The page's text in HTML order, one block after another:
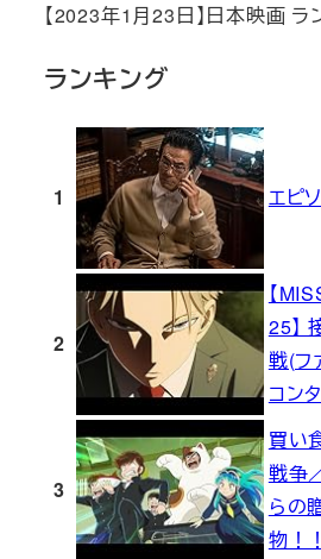
【2023年1月23日】日本映画 ラ
ランキング
1 エピ
2
【
25】
戦(フ
コン
3
買い
戦争
らの
物！！